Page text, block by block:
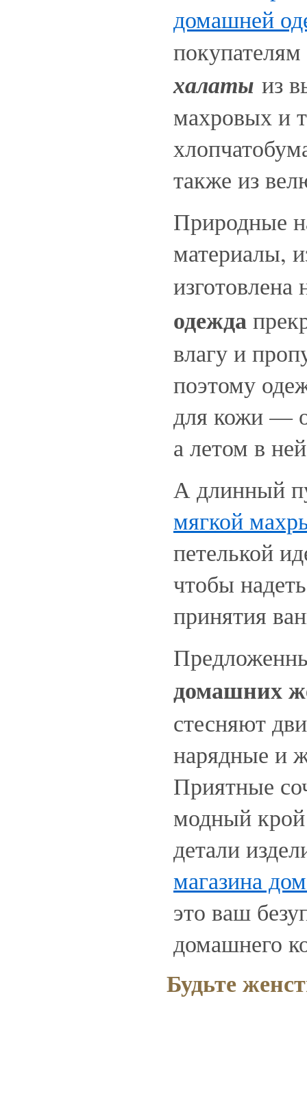
домашней
халаты из
махровых и
также из
Природные
материалы,
одежда
влагу и
поэтому
для кожи —
а летом в
А длинный
мягкой
петелькой
чтобы
принятия
домашних
стесняют
нарядные и
Приятные
модный
детали
магазина
это ваш
домашнего
Будьте